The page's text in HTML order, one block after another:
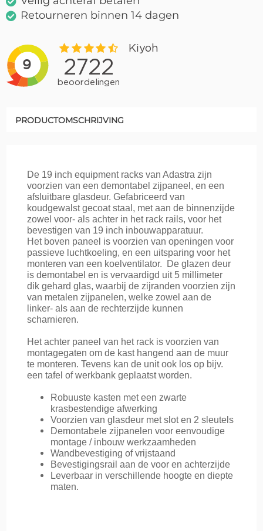
Retourneren binnen 14 dagen
PRODUCTOMSCHRIJVING
De 19 inch equipment racks van Adastra zijn
voorzien van een demontabel zijpaneel, en een
afsluitbare glasdeur. Gefabriceerd van
koudgewalst gecoat staal, met aan de binnenzijde
zowel voor- als achter in het rack rails, voor het
bevestigen van 19 inch inbouwapparatuur.
Het boven paneel is voorzien van openingen voor
passieve luchtkoeling, en een uitsparing voor het
monteren van een koelventilator.
De glazen deur
is demontabel en is vervaardigd uit 5 millimeter
dik gehard glas, waarbij de zijranden voorzien zijn
van metalen zijpanelen, welke zowel aan de
linker- als aan de rechterzijde kunnen
scharnieren.
Het achter paneel van het rack is voorzien van
montagegaten om de kast hangend aan de muur
te monteren. Tevens kan de unit ook los op bijv.
een tafel of werkbank geplaatst worden.
Robuuste kasten met een zwarte
krasbestendige afwerking
Voorzien van glasdeur met slot en 2 sleutels
Demontabele zijpanelen voor eenvoudige
montage / inbouw werkzaamheden
Wandbevestiging of vrijstaand
Bevestigingsrail aan de voor en achterzijde
Leverbaar in verschillende hoogte en diepte
maten.